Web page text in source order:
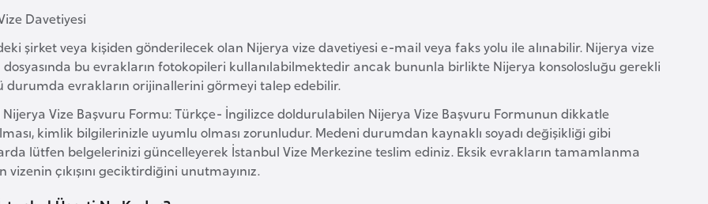
Davetiyesi
şirket veya kişiden gönderilecek olan Nijerya vize davetiyesi e-mail veya faks yolu ile alınabilir. Nijerya vize
dosyasında bu evrakların fotokopileri kullanılabilmektedir ancak bununla birlikte Nijerya konsolosluğu gerekli
durumda evrakların orijinallerini görmeyi talep edebilir.
Vize Başvuru Formu: Türkçe- İngilizce doldurulabilen Nijerya Vize Başvuru Formunun dikkatle
kimlik bilgilerinizle uyumlu olması zorunludur. Medeni durumdan kaynaklı soyadı değişikliği gibi
lütfen belgelerinizi güncelleyerek İstanbul Vize Merkezine teslim ediniz. Eksik evrakların tamamlanma
vizenin çıkışını geciktirdiğini unutmayınız.